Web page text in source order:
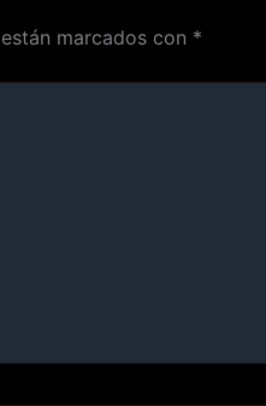
marcados con *